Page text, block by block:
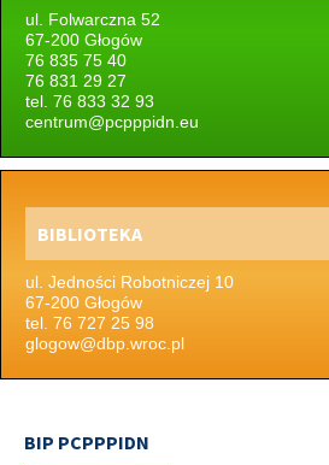
ul. Folwarczna 52
67-200 Głogów
76 835 75 40
76 831 29 27
tel. 76 833 32 93
centrum@pcpppidn.eu
BIBLIOTEKA
ul. Jedności Robotniczej 10
67-200 Głogów
tel. 76 727 25 98
glogow@dbp.wroc.pl
BIP PCPPPIDN